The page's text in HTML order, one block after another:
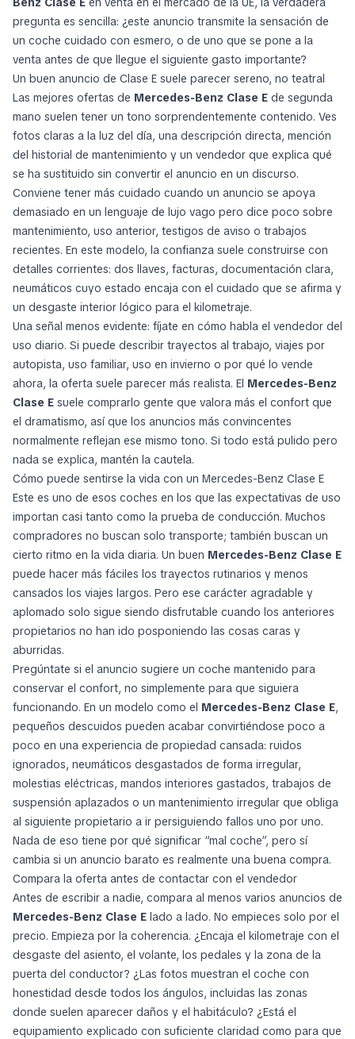
Mercedes-Benz E 450 4 MATIC
LIMUZINA
CONCESIONARIO
25.779 €
atp-group.ro
Rumania, Maramureș
01 julio 2026
Mercedes-Benz E 200 4MATIC
Limuzina
CONCESIONARIO
85.530 €
atp-group.ro
Rumania, Maramureș
01 julio 2026
Mercedes-Benz E-Class AMG• 2019 CONCESIONARIO
23.490 €
RusuAuto.ro
Rumania, Maramureș
13 julio 2026
1 2 3 4 5 6 7